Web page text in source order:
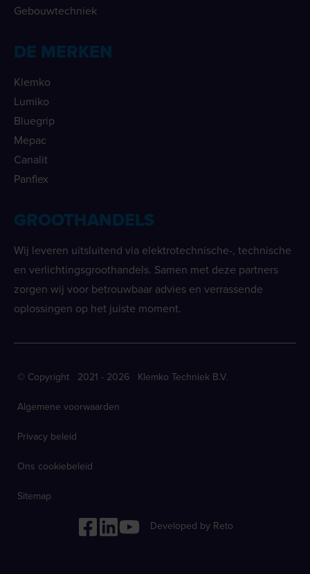
Gebouwtechniek
DE MERKEN
Klemko
Lumiko
Bluegrip
Mepac
Canalit
Panflex
GROOTHANDELS
Wij leveren uitsluitend via elektrotechnische-, technische
en verlichtingsgroothandels. Samen met deze partners
zorgen wij voor betrouwbaar advies en verrassende
oplossingen op het juiste moment.
© Copyright 2021 - 2026 Klemko Techniek B.V.
Algemene voorwaarden
Privacy beleid
Ons cookiebeleid
Sitemap
Developed by Reto